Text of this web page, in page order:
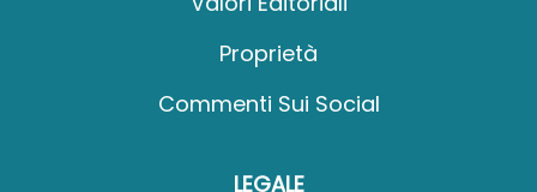
Proprietà
Commenti Sui Social
LEGALE